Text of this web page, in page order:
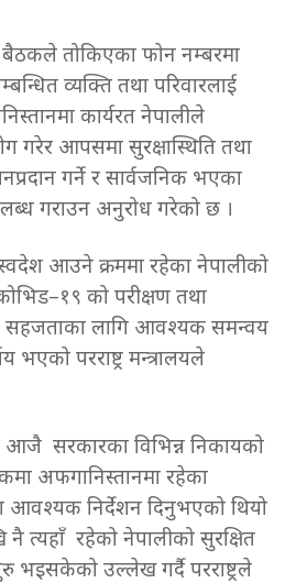
तोकिएका फोन नम्बरमा
व्यक्ति तथा परिवारलाई
कार्यरत नेपालीले
गरेर आपसमा सुरक्षास्थिति तथा
गर्ने र सार्वजनिक भएका
गराउन अनुरोध गरेको छ ।
स्वदेश आउने क्रममा रहेका नेपालीको
को परीक्षण तथा
सहजताका लागि आवश्यक समन्वय
भएको परराष्ट्र मन्त्रालयले
सरकारका विभिन्न निकायको
अफगानिस्तानमा रहेका
आवश्यक निर्देशन दिनुभएको थियो
त्यहाँ रहेको नेपालीको सुरक्षित
सुरु भइसकेको उल्लेख गर्दै परराष्ट्रले